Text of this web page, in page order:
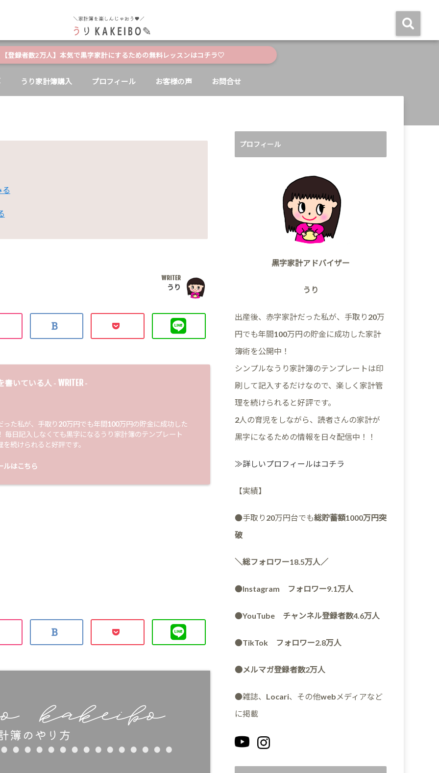
【登録者数2万人】本気で黒字家計にするための無料レッスンはコチラ♡
うり家計簿購入 プロフィール お客様の声 お問合せ
WRITER
うり
書いている人 - WRITER-
った私が、手取り20万円でも年間100万円の貯金に成功した
毎日記入しなくても黒字になるうり家計簿のテンプレート
続けられると好評です。
ルはこちら
プロフィール
黒字家計アドバイザー
うり
出産後、赤字家計だった私が、手取り20万
円でも年間100万円の貯金に成功した家計
簿術を公開中！
シンプルなうり家計簿のテンプレートは印
刷して記入するだけなので、楽しく家計管
理を続けられると好評です。
2人の育児をしながら、読者さんの家計が
黒字になるための情報を日々配信中！！
≫詳しいプロフィールはコチラ
【実績】
●手取り20万円台でも総貯蓄額1000万円突
破
＼総フォロワー18.5万人／
●Instagram フォロワー9.1万人
●YouTube チャンネル登録者数4.6万人
●TikTok フォロワー2.8万人
●メルマガ登録者数2万人
●雑誌、Locari、その他webメディアなど
に掲載